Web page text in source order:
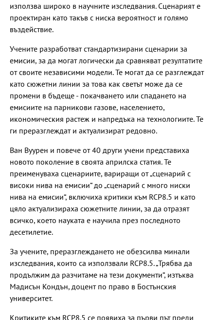
използва широко в научните изследвания. Сценарият е
проектиран като такъв с ниска вероятност и голямо
въздействие.
Учените разработват стандартизирани сценарии за
емисии, за да могат логически да сравняват резултатите
от своите независими модели. Те могат да се разглеждат
като сюжетни линии за това как светът може да се
промени в бъдеще - покачването или спадането на
емисиите на парникови газове, населението,
икономическия растеж и напредъка на технологиите. Те
ги преразглеждат и актуализират редовно.
Ван Вуурен и повече от 40 други учени представиха
новото поколение в своята априлска статия. Те
преименуваха сценариите, вариращи от „сценарий с
високи нива на емисии“ до „сценарий с много ниски
нива на емисии“, включиха критики към RCP8.5 и като
цяло актуализираха сюжетните линии, за да отразят
всичко, което науката е научила през последното
десетилетие.
За учените, преразглеждането не обезсилва минали
изследвания, които са използвали RCP8.5. „Трябва да
продължим да разчитаме на тези документи“, изтъква
Мадисън Кондън, доцент по право в Бостънския
университет.
Критиките към RCP8.5 се появиха за първи път преди